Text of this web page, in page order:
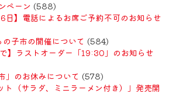
ペーン (588)
日】電話によるお席ご予約不可のお知らせ
子市の開催について (584)
】ラストオーダー「19:30」のお知らせ
のお休みについて (578)
ト（サラダ、ミニラーメン付き）」発売開